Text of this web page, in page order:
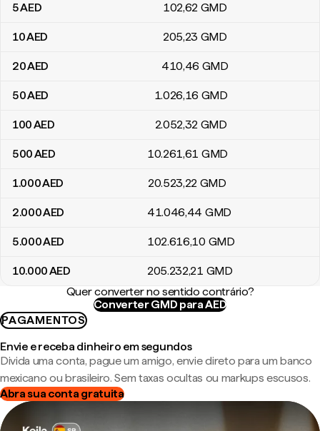
5AED 102,62 GMD
10AED 205,23 GMD
20AED 410,46 GMD
50AED 1.026,16 GMD
100AED 2.052,32 GMD
500AED 10.261,61 GMD
1.000AED 20.523,22 GMD
2.000AED 41.046,44 GMD
5.000AED 102.616,10 GMD
10.000AED 205.232,21 GMD
Quer converter no sentido contrário?
Converter GMD para AED
PAGAMENTOS
Envie e receba dinheiro em segundos
Divida uma conta, pague um amigo, envie direto para um banco
mexicano ou brasileiro. Sem taxas ocultas ou markups escusos.
Abra sua conta gratuita